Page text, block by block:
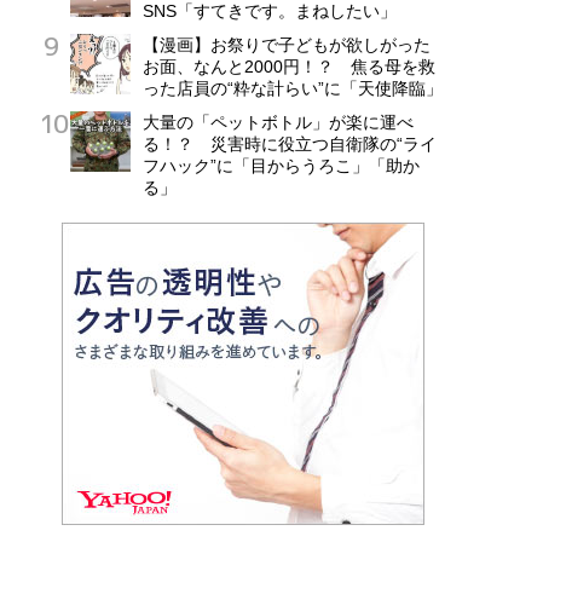
SNS「すてきです。まねしたい」
【漫画】お祭りで子どもが欲しがった
お面、なんと2000円！？ 焦る母を救
った店員の“粋な計らい”に「天使降臨」
大量の「ペットボトル」が楽に運べ
る！？ 災害時に役立つ自衛隊の“ライ
フハック”に「目からうろこ」「助か
る」